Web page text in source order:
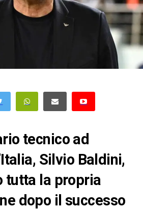
tecnico ad
Silvio Baldini,
tutta la propria
dopo il successo